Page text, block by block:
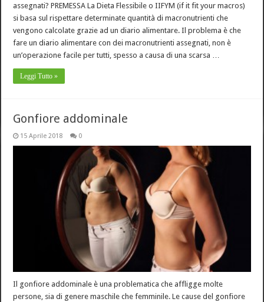
assegnati? PREMESSA La Dieta Flessibile o IIFYM (if it fit your macros)
si basa sul rispettare determinate quantità di macronutrienti che
vengono calcolate grazie ad un diario alimentare. Il problema è che
fare un diario alimentare con dei macronutrienti assegnati, non è
un’operazione facile per tutti, spesso a causa di una scarsa …
Leggi Tutto »
Gonfiore addominale
15 Aprile 2018 0
Il gonfiore addominale è una problematica che affligge molte
persone, sia di genere maschile che femminile. Le cause del gonfiore